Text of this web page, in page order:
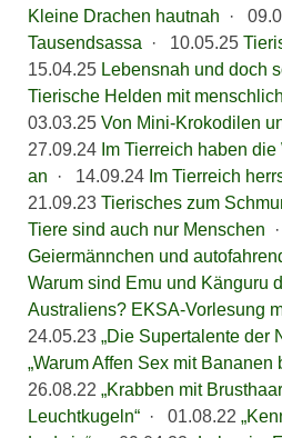
Kleine Drachen hautnah ·
Tausendsassa · 10.05.25
15.04.25 Lebensnah und doch
Tierische Helden mit
03.03.25 Von Mini-Krokodilen
27.09.24 Im Tierreich haben
an · 14.09.24 Im Tierreich
21.09.23 Tierisches zum
Tiere sind auch nur Menschen ·
Geiermännchen und
Warum sind Emu und Känguru
Australiens? EKSA-Vorlesung
24.05.23 „Die Supertalente der
„Warum Affen Sex mit Bananen
26.08.22 „Krabben mit
Leuchtkugeln“· 01.08.22